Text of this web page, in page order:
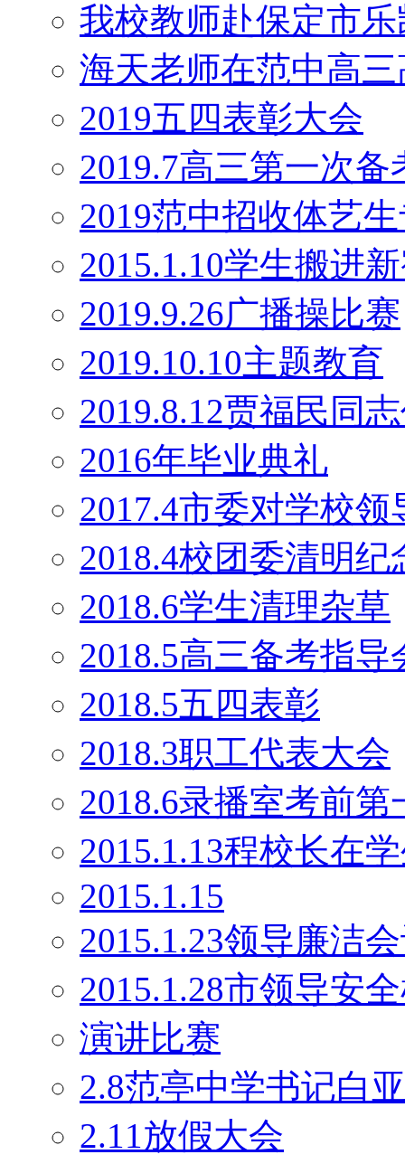
我校教师赴保定市
海天老师在范中高
2019五四表彰大会
2019.7高三第一次备
2019范中招收体艺
2015.1.10学生搬进
2019.9.26广播操比赛
2019.10.10主题教育
2019.8.12贾福民同
2016年毕业典礼
2017.4市委对学校
2018.4校团委清明纪
2018.6学生清理杂草
2018.5高三备考指导
2018.5五四表彰
2018.3职工代表大会
2018.6录播室考前第
2015.1.13程校长在
2015.1.15
2015.1.23领导廉洁
2015.1.28市领导安
演讲比赛
2.8范亭中学书记白
2.11放假大会